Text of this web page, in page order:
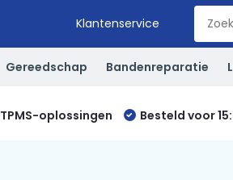
Klantenservice
Gereedschap Bandenreparatie
TPMS-oplossingen Besteld voor